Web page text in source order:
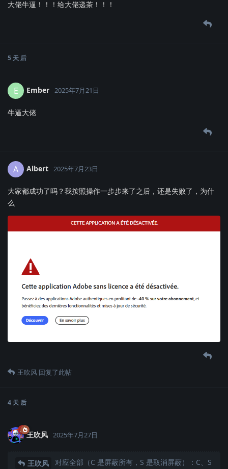
大佬牛逼！！！给大佬递茶！！！
5 天 后
E Ember 2025年7月21日
牛逼大佬
A Albert 2025年7月23日
大家都成功了吗？我按照操作一步步来了之后，还是失败了，为什
么
王吹风 回复了此帖
4 天 后
王吹风 2025年7月27日
王吹风 对应全部（C 是屏蔽所有，S 是取消屏蔽）：C、S